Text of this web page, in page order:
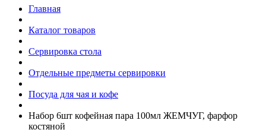
Главная
Каталог товаров
Сервировка стола
Отдельные предметы сервировки
Посуда для чая и кофе
Набор 6шт кофейная пара 100мл ЖЕМЧУГ, фарфор
костяной